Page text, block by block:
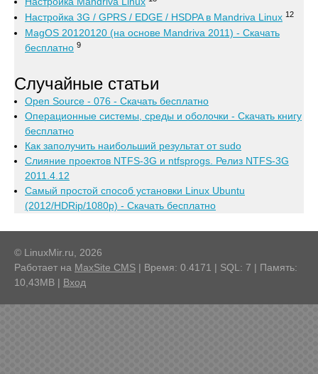
Настройка 3G / GPRS / EDGE / HSDPA в Mandriva Linux 12
MagOS 20120120 (на основе Mandriva 2011) - Скачать
бесплатно 9
Случайные статьи
Open Source - 076 - Скачать бесплатно
Операционные системы, среды и оболочки - Скачать книгу
бесплатно
Как заполучить наибольший результат от sudo
Слияние проектов NTFS-3G и ntfsprogs. Релиз NTFS-3G
2011.4.12
Самый простой способ установки Linux Ubuntu
(2012/HDRip/1080p) - Скачать бесплатно
© LinuxMir.ru, 2026
Работает на MaxSite CMS | Время: 0.4171 | SQL: 7 | Память:
10,43MB | Вход